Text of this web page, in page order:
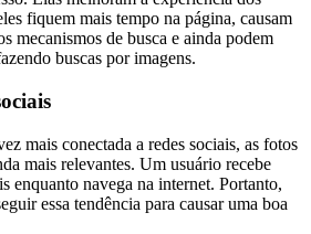
fiquem mais tempo na página, causam
mecanismos de busca e ainda podem
buscas por imagens.
mais conectada a redes sociais, as fotos
mais relevantes. Um usuário recebe
enquanto navega na internet. Portanto,
essa tendência para causar uma boa